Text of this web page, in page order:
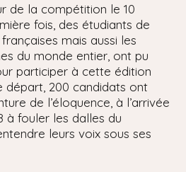
de la compétition le 10
fois, des étudiants de
mais aussi les
du monde entier, ont pu
participer à cette édition
départ, 200 candidats ont
de l’éloquence, à l’arrivée
à fouler les dalles du
leurs voix sous ses